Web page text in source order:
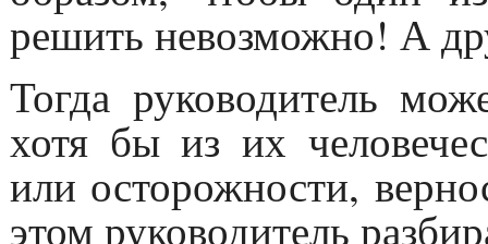
решить невозможно! А
Тогда руководитель
хотя бы из их
или осторожности,
этом руководитель